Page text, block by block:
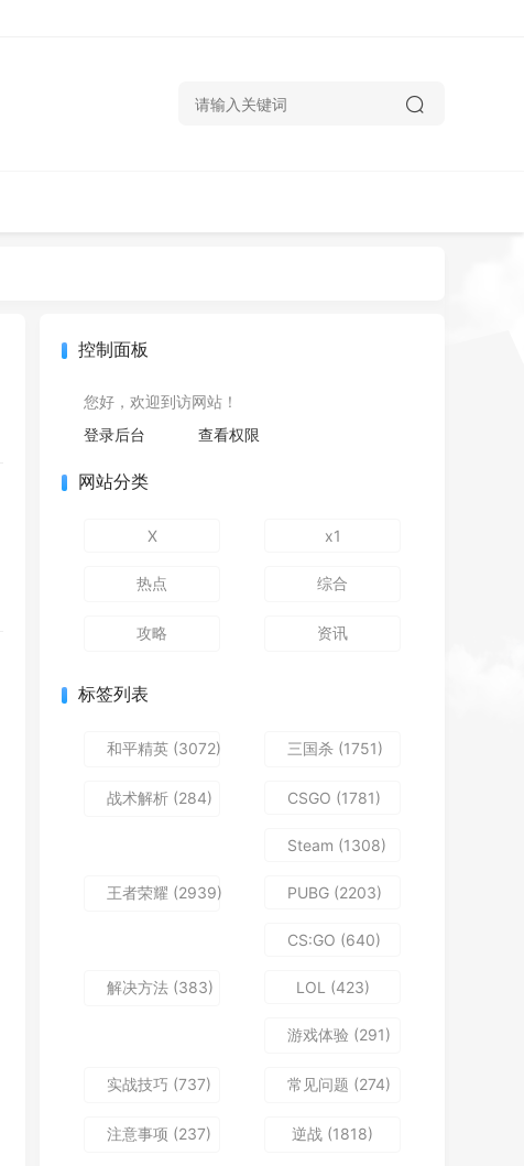
控制面板
您好，欢迎到访网站！
登录后台
查看权限
网站分类
X x1
热点 综合
攻略 资讯
标签列表
和平精英 (3072) 三国杀 (1751)
战术解析 (284) CSGO (1781)
Steam (1308)
王者荣耀 (2939) PUBG (2203)
CS:GO (640)
解决方法 (383) LOL (423)
游戏体验 (291)
实战技巧 (737) 常见问题 (274)
注意事项 (237) 逆战 (1818)